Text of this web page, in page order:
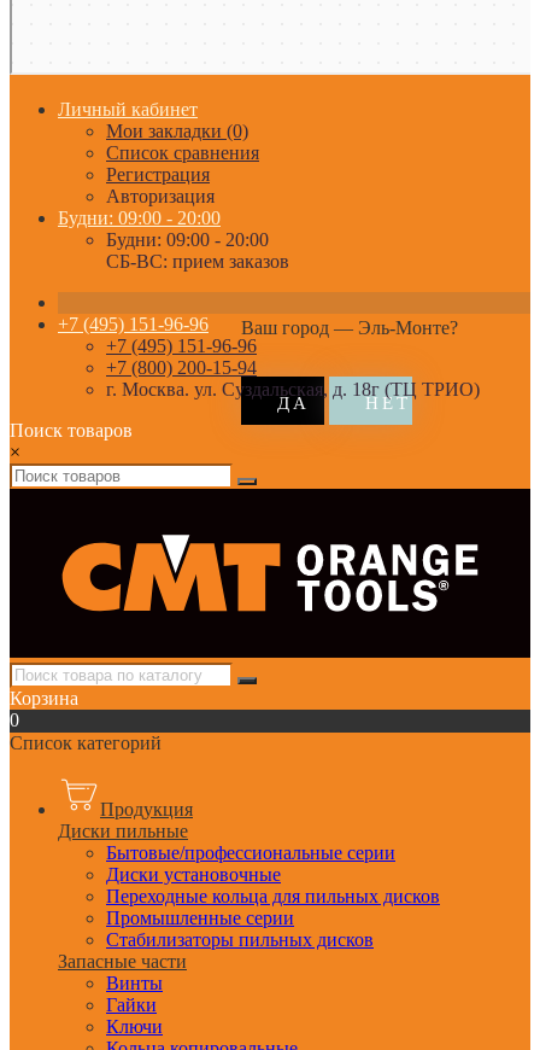
Личный кабинет
Мои закладки (0)
Список сравнения
Регистрация
Авторизация
Будни: 09:00 - 20:00
Будни: 09:00 - 20:00
СБ-ВС: прием заказов
Ваш город — Эль-Монте?
+7 (495) 151-96-96
+7 (495) 151-96-96
+7 (800) 200-15-94
г. Москва. ул. Суздальская, д. 18г (ТЦ ТРИО)
Поиск товаров
×
Корзина
0
Список категорий
Продукция
Диски пильные
Бытовые/профессиональные серии
Диски установочные
Переходные кольца для пильных дисков
Промышленные серии
Стабилизаторы пильных дисков
Запасные части
Винты
Гайки
Ключи